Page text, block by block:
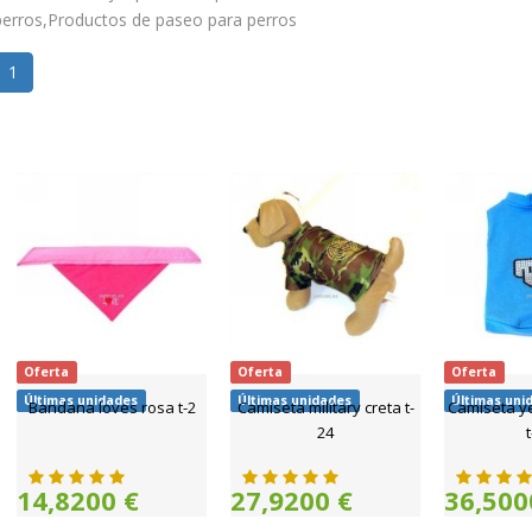
de paseo para perros
1
Oferta
Últimas unidades
Bandana loves rosa t-2
14,8200 €
Oferta
Últimas unidades
Camiseta military creta t-
24
27,9200 €
Oferta
Últimas
Camiseta